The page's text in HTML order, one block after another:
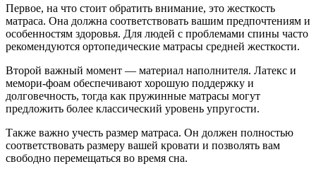
Первое, на что стоит обратить внимание, это жесткость
матраса. Она должна соответствовать вашим предпочтениям и
особенностям здоровья. Для людей с проблемами спины часто
рекомендуются ортопедические матрасы средней жесткости.
Второй важный момент — материал наполнителя. Латекс и
мемори-фоам обеспечивают хорошую поддержку и
долговечность, тогда как пружинные матрасы могут
предложить более классический уровень упругости.
Также важно учесть размер матраса. Он должен полностью
соответствовать размеру вашей кровати и позволять вам
свободно перемещаться во время сна.